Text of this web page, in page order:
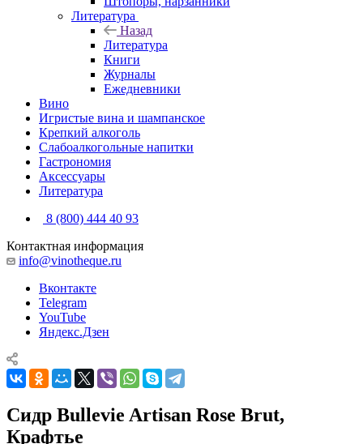
Литература
Назад
Литература
Книги
Журналы
Ежедневники
Вино
Игристые вина и шампанское
Крепкий алкоголь
Слабоалкогольные напитки
Гастрономия
Аксессуары
Литература
8 (800) 444 40 93
Контактная информация
info@vinotheque.ru
Вконтакте
Telegram
YouTube
Яндекс.Дзен
Сидр Bullevie Artisan Rose Brut,
Крафтье